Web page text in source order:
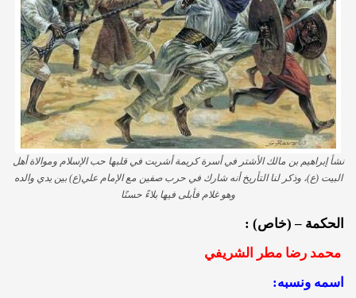
نشأ إبراهيم بن مالك الأشتر في أسرة كريمة أشربت في قلبها حب الإسلام وموالاة أهل
البيت (ع)، وذكر لنا التأريخ أنه شارك في حرب صفين مع الإمام علي(ع) بين يدي والده
وهو غلام فأبلى فيها بلاءً حسنًا
الحكمة – (خاص) :
محمد رضا مطر الشريفي
اسمه ونسبه: